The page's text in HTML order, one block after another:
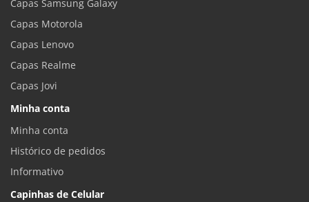
Capas Samsung Galaxy
Capas Motorola
Capas Lenovo
Capas Realme
Capas Jovi
Minha conta
Minha conta
Histórico de pedidos
Informativo
Capinhas de Celular